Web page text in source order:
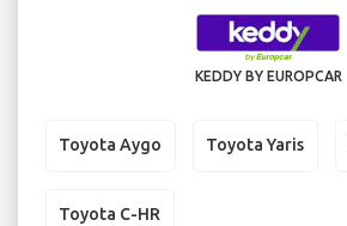
KEDDY BY EUROPCAR
Toyota Aygo Toyota Yaris
Toyota C-HR